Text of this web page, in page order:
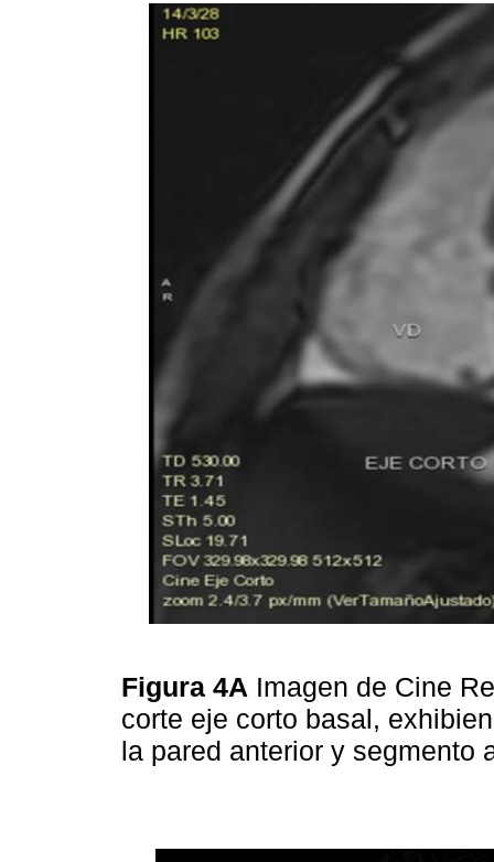
Figura 4A Imagen de Cine
corte eje corto basal,
la pared anterior y segmento